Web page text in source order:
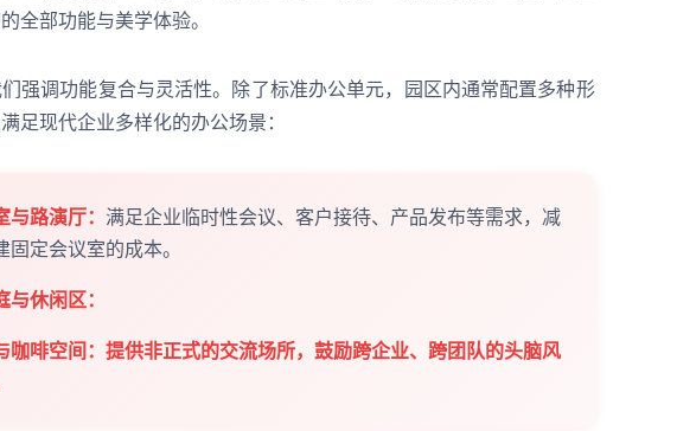
全部功能与美学体验。
强调功能复合与灵活性。除了标准办公单元，园区内通常配置多种形
足现代企业多样化的办公场景：
路演厅： 满足企业临时性会议、客户接待、产品发布等需求，减
固定会议室的成本。
休闲区：
啡空间： 提供非正式的交流场所，鼓励跨企业、跨团队的头脑风